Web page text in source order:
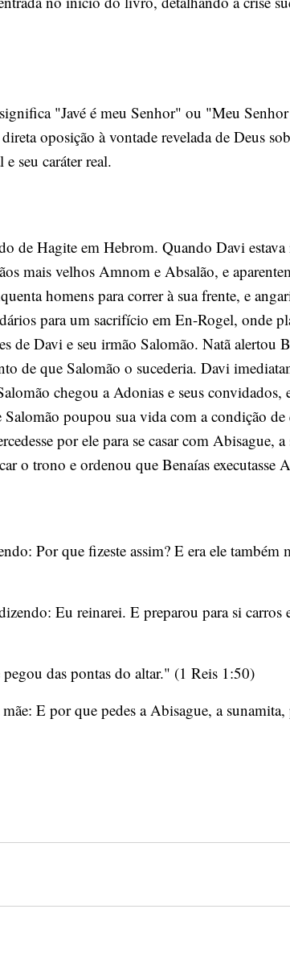
oposição à vontade revelada de Deus
seu caráter real.
de Hagite em Hebrom. Quando Davi
mais velhos Amnom e Absalão, e
homens para correr à sua frente, e
para um sacrifício em En-Rogel, onde
de Davi e seu irmão Salomão. Natã alertou
de que Salomão o sucederia. Davi
chegou a Adonias e seus convidados,
poupou sua vida com a condição
por ele para se casar com Abisague,
o trono e ordenou que Benaías executasse
Por que fizeste assim? E era ele
Eu reinarei. E preparou para si carros
das pontas do altar." (1 Reis 1:50)
E por que pedes a Abisague, a